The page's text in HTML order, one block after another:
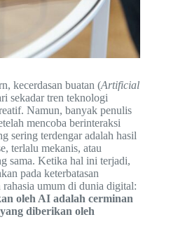
kecerdasan buatan (Artificial
sekadar tren teknologi
Namun, banyak penulis
mencoba berinteraksi
sering terdengar adalah hasil
terlalu mekanis, atau
sama. Ketika hal ini terjadi,
pada keterbatasan
umum di dunia digital:
oleh AI adalah cerminan
diberikan oleh